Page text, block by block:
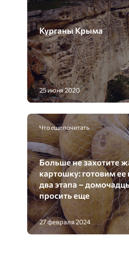
Курганы Крыма
25 июня 2020
Что еще почитать
Больше не захотите
картошку: готовим
два этапа –
просить еще
27 февраля 2024